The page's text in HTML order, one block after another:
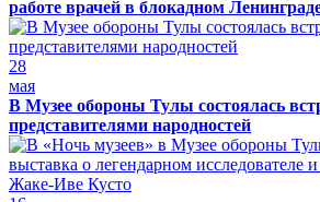
работе врачей в блокадном
28
мая
В Музее обороны Тулы состоялась
представителями народностей